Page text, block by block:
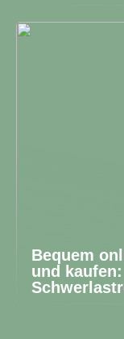
Bequem
und kaufen: